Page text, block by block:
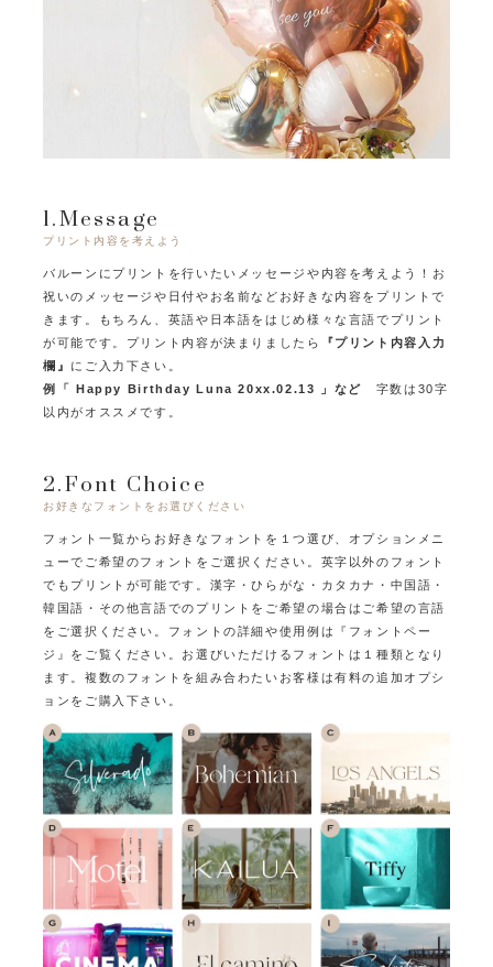
1.Message
プリント内容を考えよう
バルーンにプリントを行いたいメッセージや内容を考えよう！
お
祝いのメッセージや日付やお名前などお好きな内容をプリントで
きます。
もちろん、英語や日本語をはじめ様々な言語でプリント
が可能です。 プリント内容が決まりましたら
『プリント内容入力
欄』 にご入力下さい。
例「 Happy Birthday Luna 20xx.02.13 」など 字数は30字
以内がオススメです。
2.Font Choice
お好きなフォントをお選びください
フォント一覧からお好きなフォントを１つ選び、オプションメニ
ューでご希望のフォントをご選択ください。 英字以外のフォント
でもプリントが可能です。 漢字・ひらがな・カタカナ・中国語・
韓国語・その他言語でのプリントをご希望の場合はご希望の言語
をご選択ください。
フォントの詳細や使用例は『フォントペー
ジ』をご覧ください。 お選びいただけるフォントは１種類となり
ます。 複数のフォントを組み合わたいお客様は有料の追加オプシ
ョンをご購入下さい。